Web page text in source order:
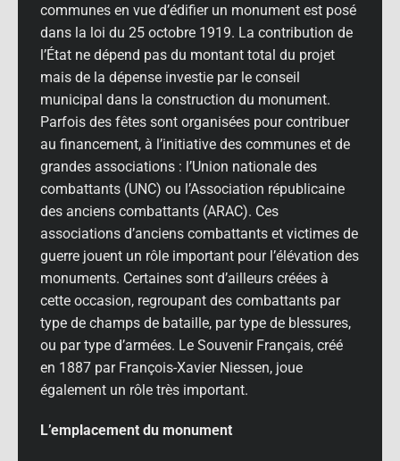
communes en vue d’édifier un monument est posé
dans la loi du 25 octobre 1919. La contribution de
l’État ne dépend pas du montant total du projet
mais de la dépense investie par le conseil
municipal dans la construction du monument.
Parfois des fêtes sont organisées pour contribuer
au financement, à l’initiative des communes et de
grandes associations : l’Union nationale des
combattants (UNC) ou l’Association républicaine
des anciens combattants (ARAC). Ces
associations d’anciens combattants et victimes de
guerre jouent un rôle important pour l’élévation des
monuments. Certaines sont d’ailleurs créées à
cette occasion, regroupant des combattants par
type de champs de bataille, par type de blessures,
ou par type d’armées. Le Souvenir Français, créé
en 1887 par François-Xavier Niessen, joue
également un rôle très important.
L’emplacement du monument